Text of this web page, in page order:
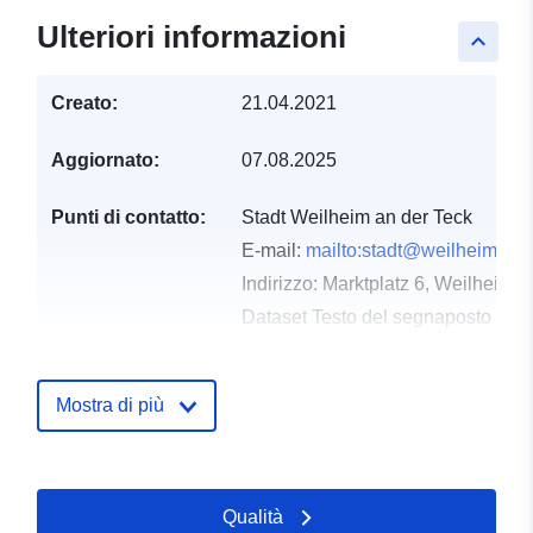
keyboard_arrow_up
Ulteriori informazioni
Creato: 21.04.2021
Aggiornato: 07.08.2025
Punti di contatto:
Stadt Weilheim an der Teck
E-mail: mailto:stadt@weilheim-
Indirizzo: Marktplatz 6, Weilheim
Dataset Testo del segnaposto
Registro del
catalogo:
Mostra di più
Qualità